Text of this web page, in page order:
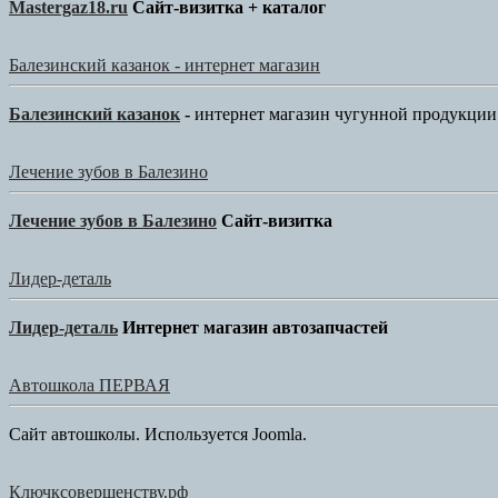
Mastergaz18.ru Сайт-визитка + каталог
Балезинский казанок - интернет магазин
Балезинский казанок - интернет магазин чугунной
Лечение зубов в Балезино
Лечение зубов в Балезино Сайт-визитка
Лидер-деталь
Лидер-деталь Интернет магазин автозапчастей
Автошкола ПЕРВАЯ
Сайт автошколы. Используется Joomla.
Ключксовершенству.рф